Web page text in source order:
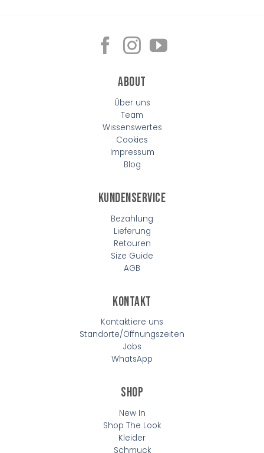
About
Über uns
Team
Wissenswertes
Cookies
Impressum
Blog
Kundenservice
Bezahlung
Lieferung
Retouren
Size Guide
AGB
Kontakt
Kontaktiere uns
Standorte/Öffnungszeiten
Jobs
WhatsApp
Shop
New In
Shop The Look
Kleider
Schmuck